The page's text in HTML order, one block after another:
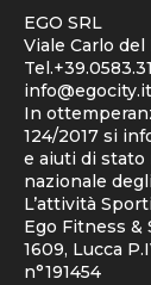
EGO SRL
Viale Carlo del
info@egocity.it
In
124/2017 si
e aiuti di stato
nazionale
L’attività
Ego Fitness &
1609, Lucca
n°191454